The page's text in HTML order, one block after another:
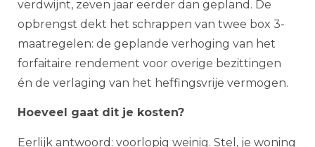
verdwijnt, zeven jaar eerder dan gepland. De
opbrengst dekt het schrappen van twee box 3-
maatregelen: de geplande verhoging van het
forfaitaire rendement voor overige bezittingen
én de verlaging van het heffingsvrije vermogen.
Hoeveel gaat dit je kosten?
Eerlijk antwoord: voorlopig weinig. Stel, je woning